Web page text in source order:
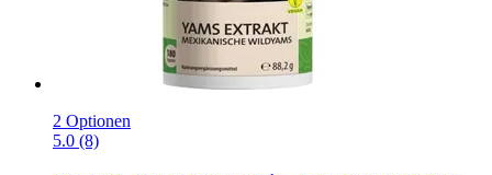
2 Optionen
5.0 (8)